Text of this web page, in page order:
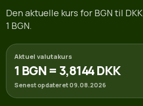
Den aktuelle kurs for BGN til
1 BGN.
Aktuel valutakurs
1 BGN = 3,8144 DKK
Senest opdateret 09.08.2026